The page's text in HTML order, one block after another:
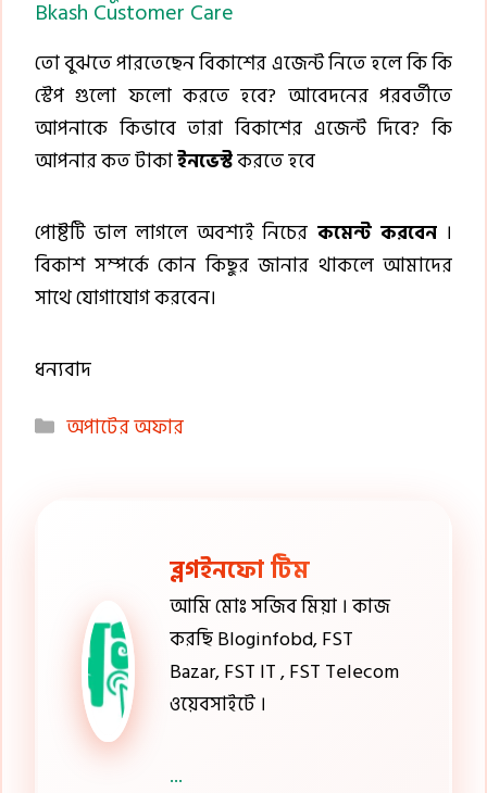
Bkash Customer Care
তো বুঝতে পারতেছেন বিকাশের এজেন্ট নিতে হলে কি কি
স্টেপ গুলো ফলো করতে হবে? আবেদনের পরবর্তীতে
আপনাকে কিভাবে তারা বিকাশের এজেন্ট দিবে? কি
আপনার কত টাকাইনভেস্টকরতে হবে
পোষ্টটি ভাল লাগলে অবশ্যই নিচের কমেন্ট করবেন ।
বিকাশ সম্পর্কে কোন কিছুর জানার থাকলে আমাদের
সাথে যোগাযোগ করবেন।
ধন্যবাদ
Categories
অপাটের অফার
ব্লগইনফো টিম
আমি মোঃ সজিব মিয়া । কাজ
করছি Bloginfobd, FST
Bazar, FST IT , FST Telecom
ওয়েবসাইটে ।
...